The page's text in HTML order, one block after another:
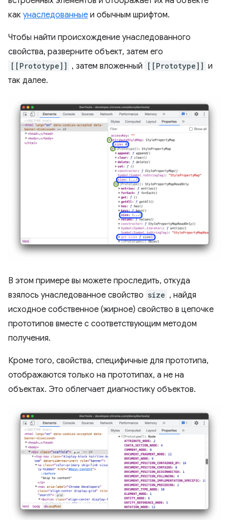
как унаследованные и обычным шрифтом.
Чтобы найти происхождение унаследованного
свойства, разверните объект, затем его
[[Prototype]] , затем вложенный [[Prototype]] и
так далее.
В этом примере вы можете проследить, откуда
взялось унаследованное свойство size , найдя
исходное собственное (жирное) свойство в цепочке
прототипов вместе с соответствующим методом
получения.
Кроме того, свойства, специфичные для прототипа,
отображаются только на прототипах, а не на
объектах. Это облегчает диагностику объектов.